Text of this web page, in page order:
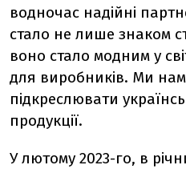
водночас надійні
стало не лише знаком
воно стало модним у
для виробників. Ми
підкреслювати
продукції.
У лютому 2023-го, в